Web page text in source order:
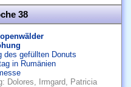
38
des gefüllten Donuts
in Rumänien
Dolores Irmgard
Patricia